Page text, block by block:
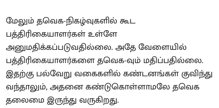
மேலும் தவெக-நிகழ்வுகளில் கூட
பத்திரிகையாளர்கள் உள்ளே
அனுமதிக்கப்படுவதில்லை. அதே வேளையில்
பத்திரிகையாளர்களை தவெக-வும் மதிப்பதில்லை.
இதற்கு பல்வேறு வகைகளில் கண்டனங்கள் குவிந்து
வந்தாலும், அதனை கண்டுகொள்ளாமலே தவெக
தலைமை இருந்து வருகிறது.